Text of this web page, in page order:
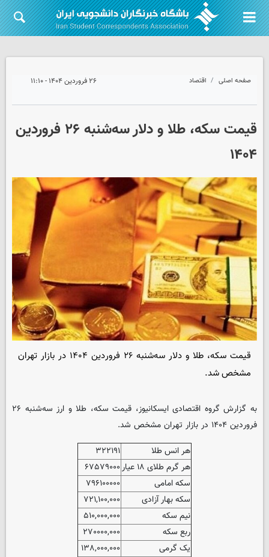
صفحه اصلی اقتصاد ۲۶ فروردین ۱۴۰۴ - ۱۱:۱۰
قیمت سکه، طلا و دلار سه‌شنبه ۲۶ فروردین
۱۴۰۴
قیمت سکه، طلا و دلار سه‌شنبه ۲۶ فروردین ۱۴۰۴ در بازار تهران
مشخص شد.
به گزارش گروه اقتصادیایسکانیوز
، قیمت سکه، طلا و ارز سه‌شنبه ۲۶
فروردین ۱۴۰۴ در بازار تهران مشخص شد.
هر انس طلا
۳۲۲۱۹۱
هر گرم طلای ۱۸ عیار
۶۷۵۷۹۰۰۰
سکه امامی
۷۹۶۱۰۰۰۰۰
سکه بهار آزادی
۷۲۱,۱۰۰,۰۰۰
نیم سکه
۵۱۰,۰۰۰,۰۰۰
ربع سکه
۲۷۰۰۰۰,۰۰۰
یک گرمی
۱۳۸,۰۰۰,۰۰۰